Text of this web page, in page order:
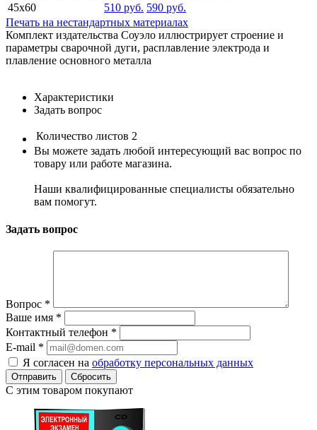
45х60
510 руб. 590 руб.
Печать на нестандартных материалах
Комплект издательства Соуэло иллюстрирует строение и
параметры сварочной дуги, расплавление электрода и
плавление основного металла
Характеристики
Задать вопрос
Количество листов 2
Вы можете задать любой интересующий вас вопрос по
товару или работе магазина.
Наши квалифицированные специалисты обязательно
вам помогут.
Задать вопрос
Вопрос *
Ваше имя *
Контактный телефон *
E-mail *
Я согласен на обработку персональных данных
Сбросить
С этим товаром покупают